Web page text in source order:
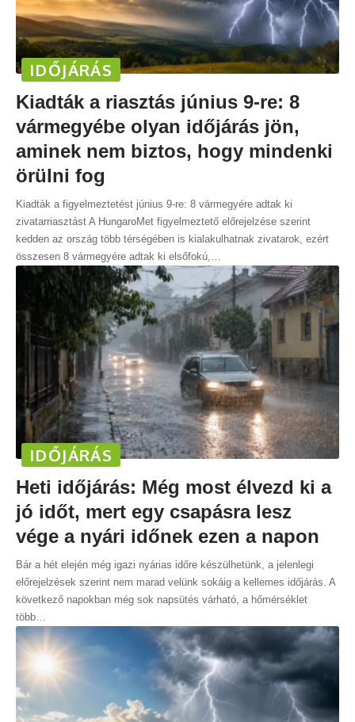
IDŐJÁRÁS
Kiadták a riasztás június 9-re: 8
vármegyébe olyan időjárás jön,
aminek nem biztos, hogy mindenki
örülni fog
Kiadták a figyelmeztetést június 9-re: 8 vármegyére adtak ki
zivatarriasztást A HungaroMet figyelmeztető előrejelzése szerint
kedden az ország több térségében is kialakulhatnak zivatarok, ezért
összesen 8 vármegyére adtak ki elsőfokú,
IDŐJÁRÁS
Heti időjárás: Még most élvezd ki a
jó időt, mert egy csapásra lesz
vége a nyári időnek ezen a napon
Bár a hét elején még igazi nyárias időre készülhetünk, a jelenlegi
előrejelzések szerint nem marad velünk sokáig a kellemes időjárás. A
következő napokban még sok napsütés várható, a hőmérséklet
több…